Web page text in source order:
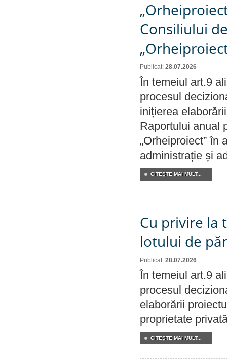
Consiliului
Publicat: 28.07.2026
În temeiul art.9
procesul
inițierea
Raportului anual
„Orheiproiect” în
administrație și
CITEŞTE MAI MULT...
Cu privire la
lotului de
Publicat: 28.07.2026
În temeiul art.9
procesul
elaborării
proprietate
CITEŞTE MAI MULT...